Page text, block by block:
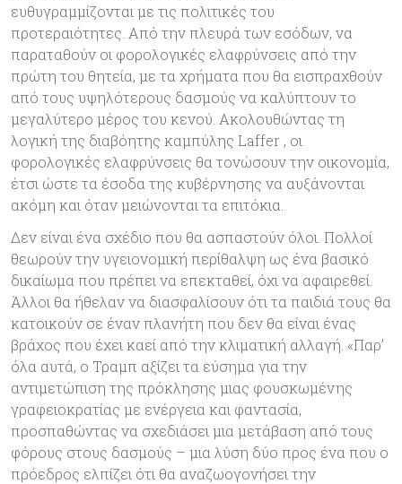
ευθυγραμμίζονται με τις πολιτικές του
προτεραιότητες. Από την πλευρά των εσόδων, να
παραταθούν οι φορολογικές ελαφρύνσεις από την
πρώτη του θητεία, με τα χρήματα που θα εισπραχθούν
από τους υψηλότερους δασμούς να καλύπτουν το
μεγαλύτερο μέρος του κενού. Ακολουθώντας τη
λογική της διαβόητης καμπύλης Laffer , οι
φορολογικές ελαφρύνσεις θα τονώσουν την οικονομία,
έτσι ώστε τα έσοδα της κυβέρνησης να αυξάνονται
ακόμη και όταν μειώνονται τα επιτόκια.
Δεν είναι ένα σχέδιο που θα ασπαστούν όλοι. Πολλοί
θεωρούν την υγειονομική περίθαλψη ως ένα βασικό
δικαίωμα που πρέπει να επεκταθεί, όχι να αφαιρεθεί.
Άλλοι θα ήθελαν να διασφαλίσουν ότι τα παιδιά τους θα
κατοικούν σε έναν πλανήτη που δεν θα είναι ένας
βράχος που έχει καεί από την κλιματική αλλαγή. «Παρ’
όλα αυτά, ο Τραμπ αξίζει τα εύσημα για την
αντιμετώπιση της πρόκλησης μιας φουσκωμένης
γραφειοκρατίας με ενέργεια και φαντασία,
προσπαθώντας να σχεδιάσει μια μετάβαση από τους
φόρους στους δασμούς – μια λύση δύο προς ένα που ο
πρόεδρος ελπίζει ότι θα αναζωογονήσει την